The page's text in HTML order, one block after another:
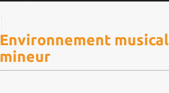
Environnement musical
mineur